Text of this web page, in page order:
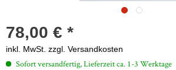
78,00 € *
inkl. MwSt. zzgl. Versandkosten
Sofort versandfertig, Lieferzeit ca. 1-3 Werktage